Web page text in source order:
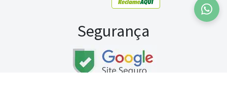
Segurança